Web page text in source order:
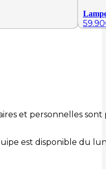
59.90
et personnelles sont
est disponible du